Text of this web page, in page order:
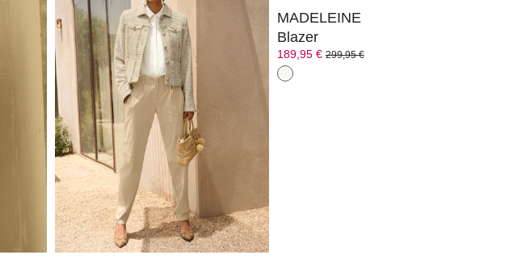
Blazer court intemporel au toucher doux
MADELEINE
Veste
149,95 € 279,95 €
Meilleur prix sous 30 jours**: 209,95 €
MADELEINE
Blazer
189,95 €299,95 €
4 5